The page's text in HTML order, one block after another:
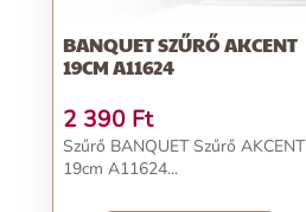
BANQUET SZŰRŐ AKCENT
19CM A11624
2 390 Ft
Szűrő BANQUET Szűrő AKCENT
19cm A11624...